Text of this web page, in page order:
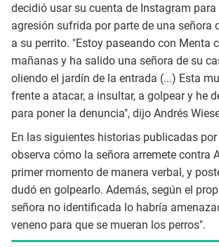
decidió usar su cuenta de Instagram
agresión sufrida por parte de una señora
a su perrito. "Estoy paseando con Menta
mañanas y ha salido una señora de su
oliendo el jardín de la entrada (...) Esta
frente a atacar, a insultar, a golpear y he
para poner la denuncia", dijo Andrés
En las siguientes historias publicadas por
observa cómo la señora arremete contra
primer momento de manera verbal, y
dudó en golpearlo. Además, según el
señora no identificada lo habría
veneno para que se mueran los perros".